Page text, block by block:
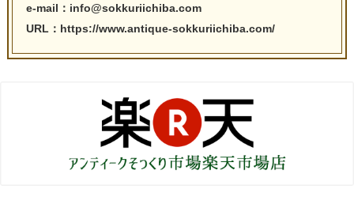
e-mail：info@sokkuriichiba.com
URL：https://www.antique-sokkuriichiba.com/